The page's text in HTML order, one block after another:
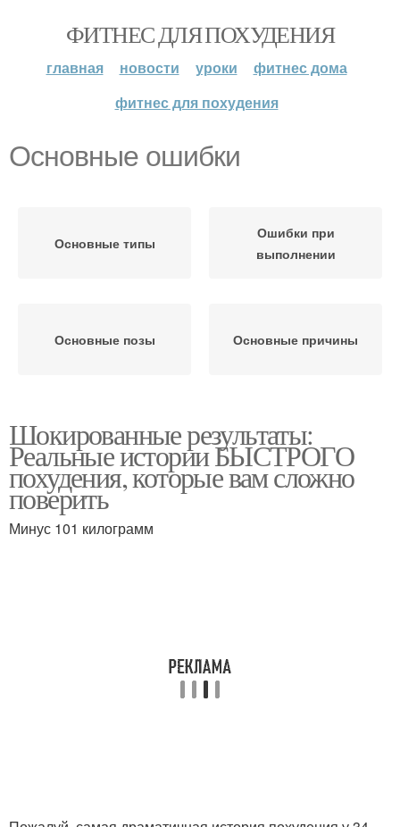
ФИТНЕС ДЛЯ ПОХУДЕНИЯ
главная новости уроки
фитнес дома
фитнес для похудения
Основные ошибки
Основные типы
Ошибки при
выполнении
Основные позы Основные причины
Шокированные результаты:
Реальные истории БЫСТРОГО
похудения, которые вам сложно
поверить
Минус 101 килограмм